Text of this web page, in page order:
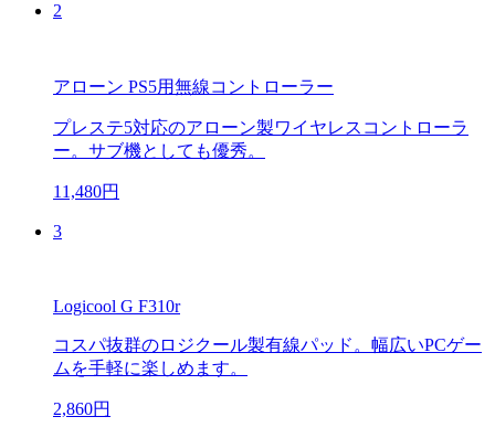
2
アローン PS5用無線コントローラー
プレステ5対応のアローン製ワイヤレスコントローラ
ー。サブ機としても優秀。
11,480円
3
Logicool G F310r
コスパ抜群のロジクール製有線パッド。幅広いPCゲー
ムを手軽に楽しめます。
2,860円